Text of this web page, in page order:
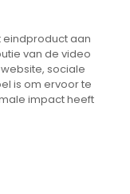
eindproduct aan
van de video
sociale
is om ervoor te
impact heeft